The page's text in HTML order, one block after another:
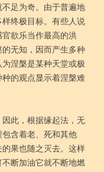
足为奇。由于普遍地
终极目标。有些人说
欲乐当作最高的洪
无知，因而产生多种
涅槃是某种天堂或极
的观点显示着涅槃难
此，根据缘起法，无
含着老、死和其他
果也随之灭去。这样
断加油它就不断地燃